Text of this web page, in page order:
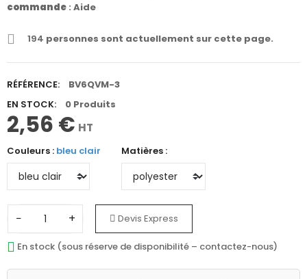
commande : Aide
194 personnes sont actuellement sur cette page.
RÉFÉRENCE:
BV6QVM-3
EN STOCK:
0 Produits
2,56 € HT
Couleurs : bleu clair Matières :
− + Devis Express
En stock (sous réserve de disponibilité – contactez-nous)